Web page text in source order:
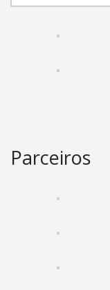
Parceiros